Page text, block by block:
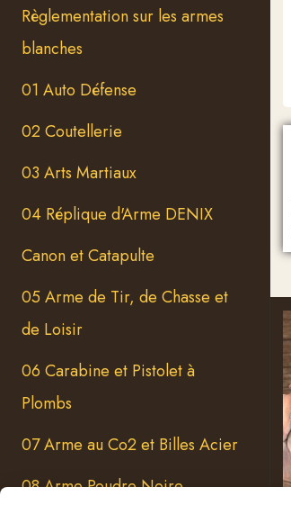
Règlementation sur les armes
blanches
01 Auto Défense
02 Coutellerie
03 Arts Martiaux
04 Réplique d'Arme DENIX
Canon et Catapulte
05 Arme de Tir, de Chasse et
de Loisir
06 Carabine et Pistolet à
Plombs
07 Arme au Co2 et Billes Acier
08 Arme Poudre Noire